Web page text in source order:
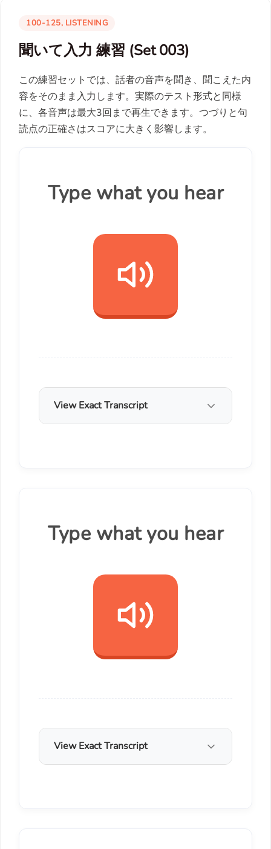
100-125, LISTENING
聞いて入力 練習 (Set 003)
この練習セットでは、話者の音声を聞き、聞こえた内
容をそのまま入力します。実際のテスト形式と同様
に、各音声は最大3回まで再生できます。つづりと句
読点の正確さはスコアに大きく影響します。
Type what you hear
View Exact Transcript
Type what you hear
View Exact Transcript